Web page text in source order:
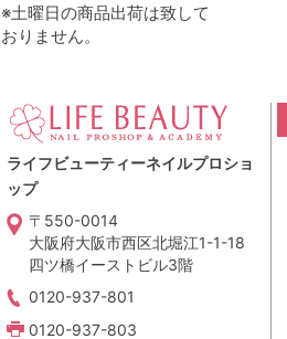
※土曜日の商品出荷は致して
おりません。
ライフビューティーネイルプロショ
ップ
〒550-0014
大阪府大阪市西区北堀江1-1-18
四ツ橋イーストビル3階
0120-937-801
0120-937-803